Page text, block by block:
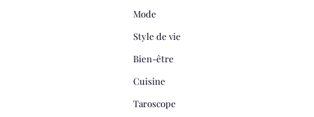
Mode
Style de vie
Bien-être
Cuisine
Taroscope